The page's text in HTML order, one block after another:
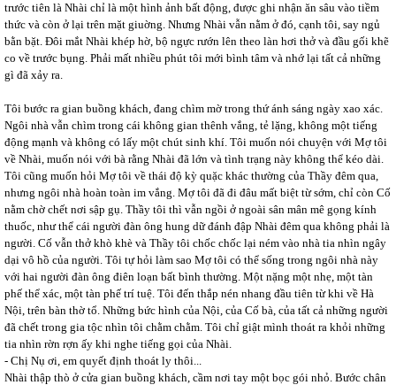
trước tiên là Nhài chỉ là một hình ảnh bất động, được ghi nhận ăn sâu vào tiềm
thức và còn ở lại trên mặt giuờng. Nhưng Nhài vẫn nằm ở đó, cạnh tôi, say ngủ
bằn bặt. Đôi mắt Nhài khép hờ, bộ ngực rướn lên theo làn hơi thở và đầu gối khẽ
co về trước bụng. Phải mất nhiều phút tôi mới bình tâm và nhớ lại tất cả những
gì đã xảy ra.
Tôi bước ra gian buồng khách, đang chìm mờ trong thứ ánh sáng ngày xao xác.
Ngôi nhà vẫn chìm trong cái không gian thênh vắng, tẻ lặng, không một tiếng
động mạnh và không có lấy một chút sinh khí. Tôi muốn nói chuyện với Mợ tôi
về Nhài, muốn nói với bà rằng Nhài đã lớn và tình trạng này không thể kéo dài.
Tôi cũng muốn hỏi Mợ tôi về thái độ kỳ quặc khác thường của Thầy đêm qua,
nhưng ngôi nhà hoàn toàn im vắng. Mợ tôi đã đi đâu mất biệt từ sớm, chỉ còn Cố
nằm chờ chết nơi sập gụ. Thầy tôi thì vẫn ngồi ở ngoài sân mân mê gọng kính
thuốc, như thể cái người đàn ông hung dữ đánh đập Nhài đêm qua không phải là
người. Cố vẫn thở khò khè và Thầy tôi chốc chốc lại ném vào nhà tia nhìn ngây
dại vô hồ của người. Tôi tự hỏi làm sao Mợ tôi có thể sống trong ngôi nhà này
với hai người đàn ông điên loạn bất bình thường. Một nặng một nhẹ, một tàn
phế thể xác, một tàn phế trí tuệ. Tôi đến thắp nén nhang đầu tiên từ khi về Hà
Nội, trên bàn thờ tổ. Những bức hình của Nội, của Cố bà, của tất cả những người
đã chết trong gia tộc nhìn tôi chằm chằm. Tôi chỉ giật mình thoát ra khỏi những
tia nhìn rờn rợn ấy khi nghe tiếng gọi của Nhài.
- Chị Nụ ơi, em quyết định thoát ly thôi...
Nhài thập thò ở cửa gian buồng khách, cầm nơi tay một bọc gói nhỏ. Bước chân